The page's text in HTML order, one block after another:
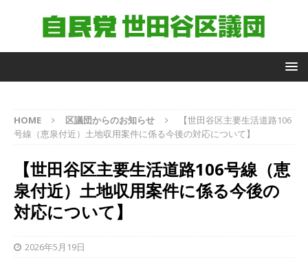
HOME 区議団からのお知らせ
【世田谷区主要生活道路106
号線（恵泉付近）土地収用案件に係る今後の対応について】
【世田谷区主要生活道路106号線（恵
泉付近）土地収用案件に係る今後の
対応について】
2026年5月19日
自
由
民
世
田
谷
団